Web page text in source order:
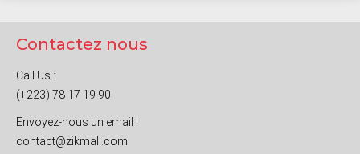
Contactez nous
Call Us :
(+223) 78 17 19 90
Envoyez-nous un email :
contact@zikmali.com